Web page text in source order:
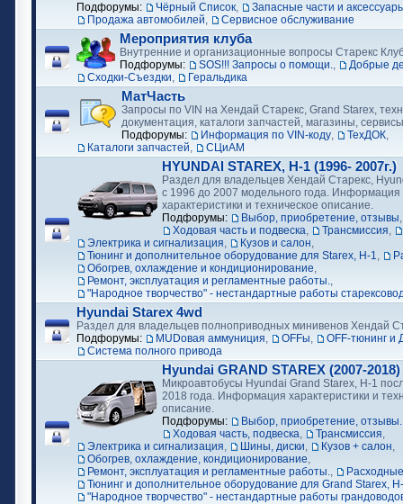
Подфорумы:
Чёрный Список,
Запасные части и
Продажа автомобилей, Сервисное обслуживание
Мероприятия клуба
Внутренние и организационные вопросы Старекс
Подфорумы:
SOS!!! Запросы о помощи.,
Добрые
Сходки-Съездки, Геральдика
МатЧасть
Запросы по VIN на Хендай Старекс, Grand Starex,
документация, каталоги запчастей, магазины, сервисы
Подфорумы:
Информация по VIN-коду, ТехДОК,
Каталоги запчастей, СЦиАМ
HYUNDAI STAREX, H-1 (1996- 2007г.)
Раздел для владельцев Хендай Старекс,
с 1996 до 2007 модельного года. Информация
характеристики и техническое описание.
Подфорумы:
Выбор, приобретение, отзывы
Ходовая часть и подвеска, Трансмиссия,
Электрика и сигнализация, Кузов и салон,
Тюнинг и дополнительное оборудование для Starex, H-1,
Обогрев, охлаждение и кондиционирование,
Ремонт, эксплуатация и регламентные работы.,
"Народное творчество" - нестандартные работы
Hyundai Starex 4wd
Раздел для владельцев полноприводных минивенов Хендай
Подфорумы:
MUDовая аммуниция, OFFы,
OFF-тюнинг и
Cистема полного привода
Hyundai GRAND STAREX (2007-2018)
Микроавтобусы Hyundai Grand Starex, H-1
2018 года. Информация характеристики и
описание.
Подфорумы:
Выбор, приобретение, отзывы.
Ходовая часть, подвеска, Трансмиссия,
Электрика и сигнализация, Шины, диски, Кузов + салон,
Обогрев, охлаждение, кондиционирование,
Ремонт, эксплуатация и регламентные работы.,
Тюнинг и дополнительное оборудование для Grand Starex,
"Народное творчество" - нестандартные работы